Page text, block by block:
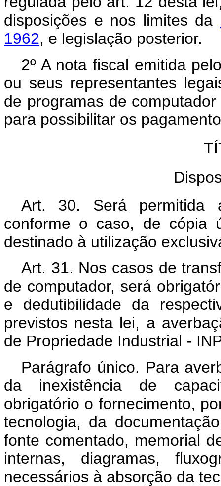
disposições e nos limites da
1962, e legislação posterior.
2º A nota fiscal emitida
ou seus representantes
de programas de
para possibilitar os
Art. 30. Será permitida
conforme o caso, de cópia
destinado à utilização
Art. 31. Nos casos de
de computador, será
e dedutibilidade da
previstos nesta lei, a
de Propriedade Industrial -
Parágrafo único. Para
da inexistência de
obrigatório o fornecimento,
tecnologia, da
fonte comentado, memorial
internas, diagramas,
necessários à absorção da